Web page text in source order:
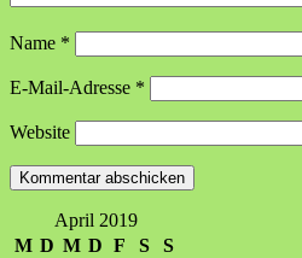
Name *
E-Mail-Adresse *
Website
April 2019
M D M D F S
S